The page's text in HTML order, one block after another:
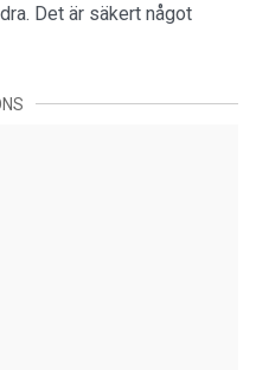
Det är säkert något